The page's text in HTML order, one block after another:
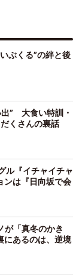
ぶくる”の絆と後
” 大食い特訓・
くさんの裏話
ル『イチャイチャ
ンは『日向坂で会
が「真冬のかき
にあるのは、逆境